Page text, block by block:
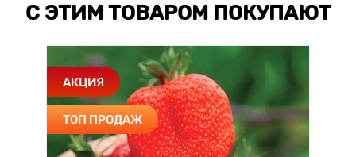
С ЭТИМ ТОВАРОМ ПОКУПАЮТ
АКЦИЯ
ТОП ПРОДАЖ